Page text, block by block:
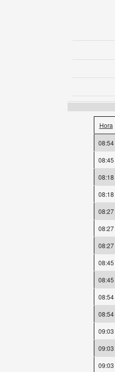
Hora
08:54
08:45
08:18
08:18
08:27
08:27
08:27
08:45
08:45
08:54
08:54
09:03
09:03
09:03